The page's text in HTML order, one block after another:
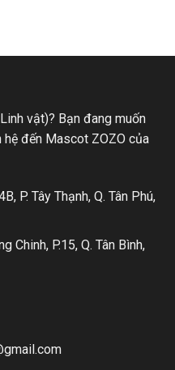
vật)? Bạn đang muốn
đến Mascot ZOZO của
P. Tây Thạnh, Q. Tân Phú,
P.15, Q. Tân Bình,